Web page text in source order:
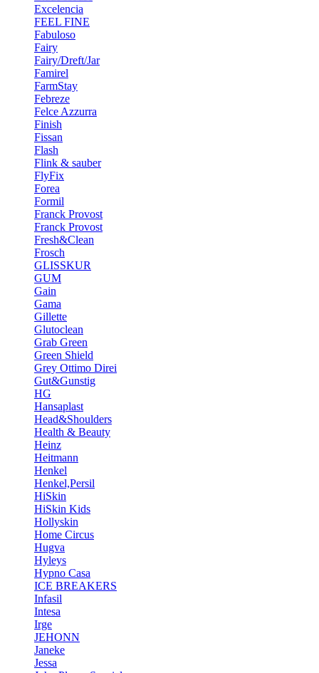
Excelencia
FEEL FINE
Fabuloso
Fairy
Fairy/Dreft/Jar
Famirel
FarmStay
Febreze
Felce Azzurra
Finish
Fissan
Flash
Flink & sauber
FlyFix
Forea
Formil
Franck Provost
Franck Provost
Fresh&Clean
Frosch
GLISSKUR
GUM
Gain
Gama
Gillette
Glutoclean
Grab Green
Green Shield
Grey Ottimo Direi
Gut&Gunstig
HG
Hansaplast
Head&Shoulders
Health & Beauty
Heinz
Heitmann
Henkel
Henkel,Persil
HiSkin
HiSkin Kids
Hollyskin
Home Circus
Hugva
Hyleys
Hypno Casa
ICE BREAKERS
Infasil
Intesa
Irge
JEHONN
Janeke
Jessa